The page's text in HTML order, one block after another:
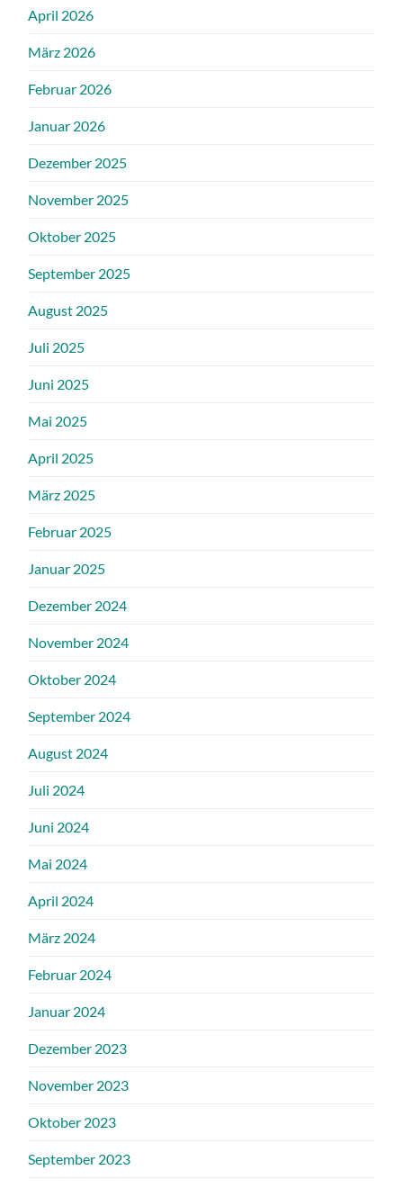
April 2026
März 2026
Februar 2026
Januar 2026
Dezember 2025
November 2025
Oktober 2025
September 2025
August 2025
Juli 2025
Juni 2025
Mai 2025
April 2025
März 2025
Februar 2025
Januar 2025
Dezember 2024
November 2024
Oktober 2024
September 2024
August 2024
Juli 2024
Juni 2024
Mai 2024
April 2024
März 2024
Februar 2024
Januar 2024
Dezember 2023
November 2023
Oktober 2023
September 2023